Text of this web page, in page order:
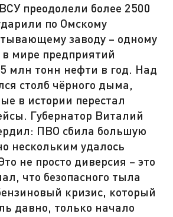
преодолели более 2500
по Омскому
заводу – одному
мире предприятий
млн тонн нефти в год. Над
столб чёрного дыма,
в истории перестал
Губернатор Виталий
ПВО сбила большую
нескольким удалось
не просто диверсия – это
что безопасного тыла
кризис, который
давно, только начало